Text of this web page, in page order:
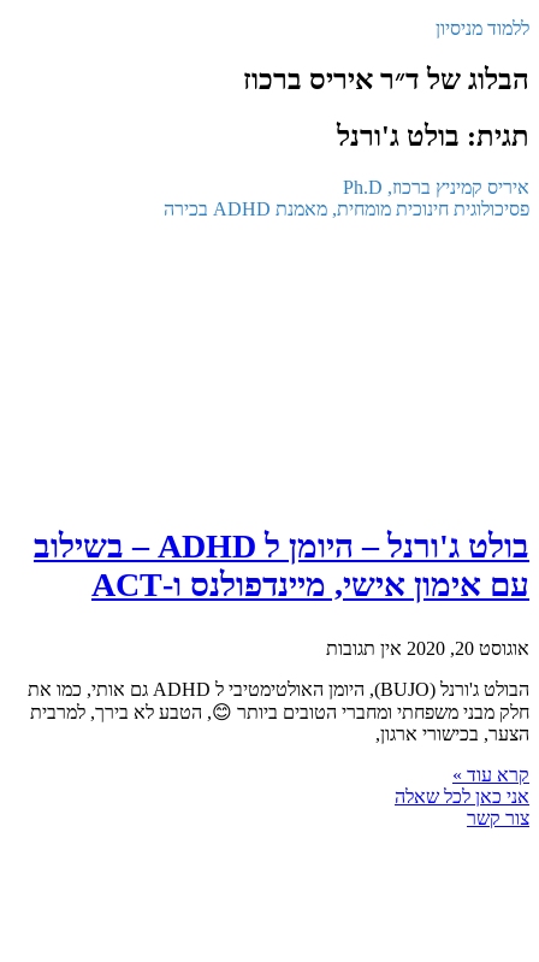
ללמוד מניסיון
הבלוג של ד״ר איריס ברכוז
תגית: בולט ג'ורנל
איריס קמיניץ ברכוז, Ph.D
פסיכולוגית חינוכית מומחית, מאמנת ADHD בכירה
בולט ג'ורנל – היומן ל ADHD – בשילוב
עם אימון אישי, מיינדפולנס ו-ACT
אוגוסט 20, 2020
אין תגובות
הבולט ג'ורנל (BUJO), היומן האולטימטיבי ל ADHD גם אותי, כמו את
חלק מבני משפחתי ומחברי הטובים ביותר 😊, הטבע לא בירך, למרבית
הצער, בכישורי ארגון,
קרא עוד »
אני כאן לכל שאלה
צור קשר